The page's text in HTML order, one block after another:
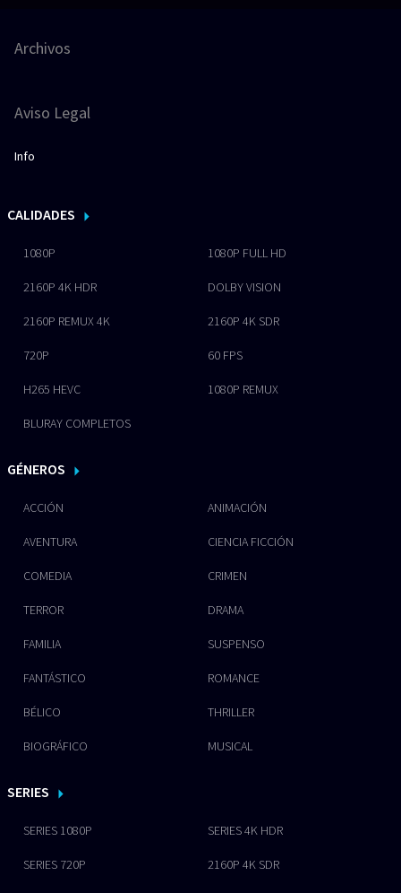
Archivos
Aviso Legal
Info
CALIDADES
1080P 1080P FULL HD
2160P 4K HDR DOLBY VISION
2160P REMUX 4K 2160P 4K SDR
720P 60 FPS
H265 HEVC 1080P REMUX
BLURAY COMPLETOS
GÉNEROS
ACCIÓN ANIMACIÓN
AVENTURA CIENCIA FICCIÓN
COMEDIA CRIMEN
TERROR DRAMA
FAMILIA SUSPENSO
FANTÁSTICO ROMANCE
BÉLICO THRILLER
BIOGRÁFICO MUSICAL
SERIES
SERIES 1080P SERIES 4K HDR
SERIES 720P 2160P 4K SDR